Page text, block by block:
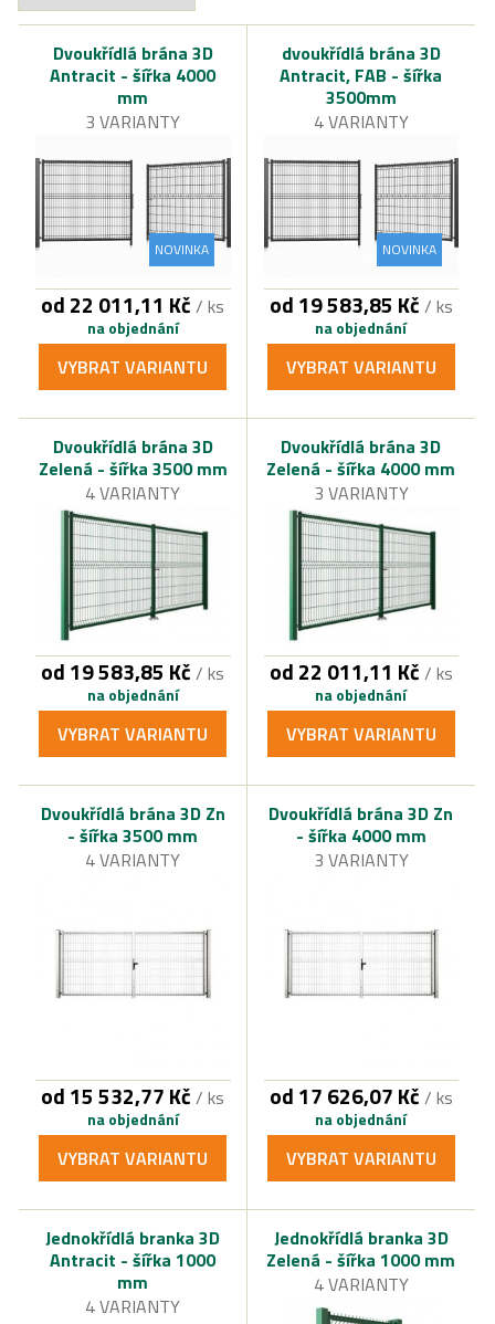
Dvoukřídlá brána 3D
Antracit - šířka 4000
mm
3 VARIANTY
NOVINKA
od 22 011,11 Kč / ks
na objednání
VYBRAT VARIANTU
dvoukřídlá brána 3D
Antracit, FAB - šířka
3500mm
4 VARIANTY
NOVINKA
od 19 583,85 Kč / ks
na objednání
VYBRAT VARIANTU
Dvoukřídlá brána 3D
Zelená - šířka 3500 mm
4 VARIANTY
od 19 583,85 Kč / ks
na objednání
VYBRAT VARIANTU
Dvoukřídlá brána 3D
Zelená - šířka 4000 mm
3 VARIANTY
od 22 011,11 Kč / ks
na objednání
VYBRAT VARIANTU
Dvoukřídlá brána 3D Zn
- šířka 3500 mm
4 VARIANTY
od 15 532,77 Kč / ks
na objednání
VYBRAT VARIANTU
Dvoukřídlá brána 3D Zn
- šířka 4000 mm
3 VARIANTY
od 17 626,07 Kč / ks
na objednání
VYBRAT VARIANTU
Jednokřídlá branka 3D
Antracit - šířka 1000
mm
4 VARIANTY
Jednokřídlá branka 3D
Zelená - šířka 1000 mm
4 VARIANTY